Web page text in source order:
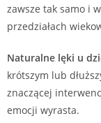
zawsze tak samo i
przedziałach
Naturalne lęki u
krótszym lub
znaczącej
emocji wyrasta.